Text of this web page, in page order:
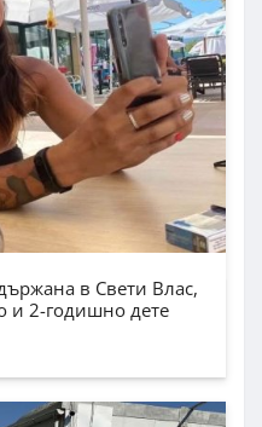
в Свети Влас,
и 2-годишно дете